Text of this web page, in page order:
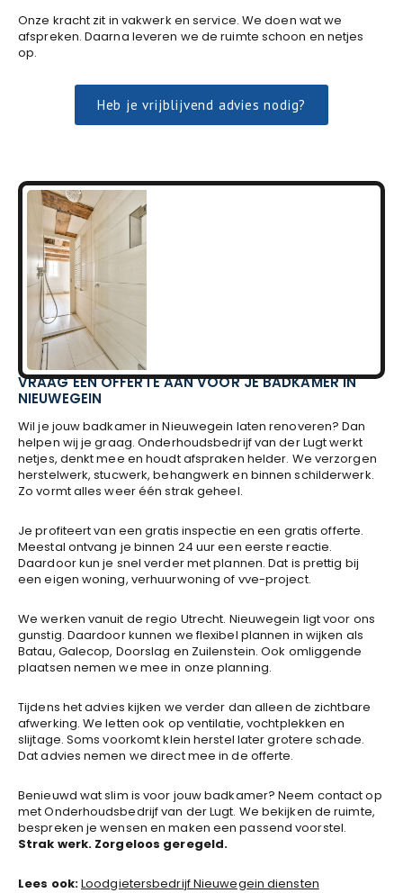
Onze kracht zit in vakwerk en service. We doen wat we
afspreken. Daarna leveren we de ruimte schoon en netjes
op.
Heb je vrijblijvend advies nodig?
VRAAG EEN OFFERTE AAN VOOR JE BADKAMER IN
NIEUWEGEIN
Wil je jouw badkamer in Nieuwegein laten renoveren? Dan
helpen wij je graag. Onderhoudsbedrijf van der Lugt werkt
netjes, denkt mee en houdt afspraken helder. We verzorgen
herstelwerk, stucwerk, behangwerk en binnen schilderwerk.
Zo vormt alles weer één strak geheel.
Je profiteert van een gratis inspectie en een gratis offerte.
Meestal ontvang je binnen 24 uur een eerste reactie.
Daardoor kun je snel verder met plannen. Dat is prettig bij
een eigen woning, verhuurwoning of vve-project.
We werken vanuit de regio Utrecht. Nieuwegein ligt voor ons
gunstig. Daardoor kunnen we flexibel plannen in wijken als
Batau, Galecop, Doorslag en Zuilenstein. Ook omliggende
plaatsen nemen we mee in onze planning.
Tijdens het advies kijken we verder dan alleen de zichtbare
afwerking. We letten ook op ventilatie, vochtplekken en
slijtage. Soms voorkomt klein herstel later grotere schade.
Dat advies nemen we direct mee in de offerte.
Benieuwd wat slim is voor jouw badkamer? Neem contact op
met Onderhoudsbedrijf van der Lugt. We bekijken de ruimte,
bespreken je wensen en maken een passend voorstel.
Strak werk. Zorgeloos geregeld.
Lees ook:Loodgietersbedrijf Nieuwegein diensten